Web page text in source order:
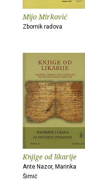
Mijo Mirković
Zbornik radova
Knjige od likarije
Ante Nazor, Marinka
Šimić